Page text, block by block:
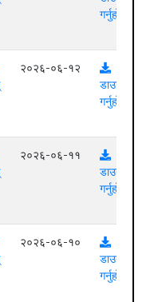
गर्नुहोस्
२०२६-०६-१२
डाउनलोड
गर्नुहोस्
२०२६-०६-११
डाउनलोड
गर्नुहोस्
२०२६-०६-१०
डाउनलोड
गर्नुहोस्